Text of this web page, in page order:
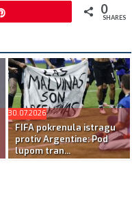
0
SHARES
30.07.2026
FIFA pokrenula istragu
protiv Argentine: Pod
lupom tran...